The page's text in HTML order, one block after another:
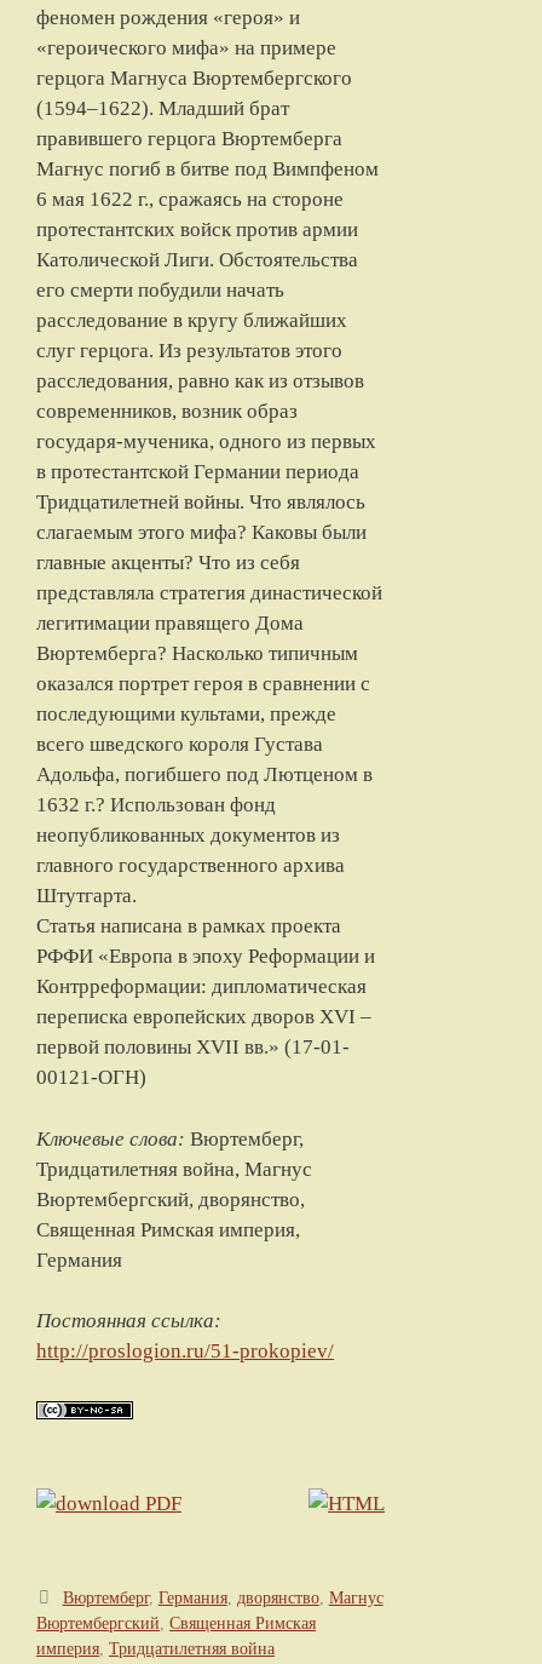
феномен рождения «героя» и
«героического мифа» на примере
герцога Магнуса Вюртембергского
(1594–1622). Младший брат
правившего герцога Вюртемберга
Магнус погиб в битве под Вимпфеном
6 мая 1622 г., сражаясь на стороне
протестантских войск против армии
Католической Лиги. Обстоятельства
его смерти побудили начать
расследование в кругу ближайших
слуг герцога. Из результатов этого
расследования, равно как из отзывов
современников, возник образ
государя-мученика, одного из первых
в протестантской Германии периода
Тридцатилетней войны. Что являлось
слагаемым этого мифа? Каковы были
главные акценты? Что из себя
представляла стратегия династической
легитимации правящего Дома
Вюртемберга? Насколько типичным
оказался портрет героя в сравнении с
последующими культами, прежде
всего шведского короля Густава
Адольфа, погибшего под Лютценом в
1632 г.? Использован фонд
неопубликованных документов из
главного государственного архива
Штутгарта.
Статья написана в рамках проекта
РФФИ «Европа в эпоху Реформации и
Контрреформации: дипломатическая
переписка европейских дворов XVI –
первой половины XVII вв.» (17-01-
00121-ОГН)
Ключевые слова: Вюртемберг,
Тридцатилетняя война, Магнус
Вюртембергский, дворянство,
Священная Римская империя,
Германия
Постоянная ссылка:
http://proslogion.ru/51-prokopiev/
Метки
Вюртемберг, Германия, дворянство, Магнус
Вюртембергский Священная Римская
империя Тридцатилетняя война